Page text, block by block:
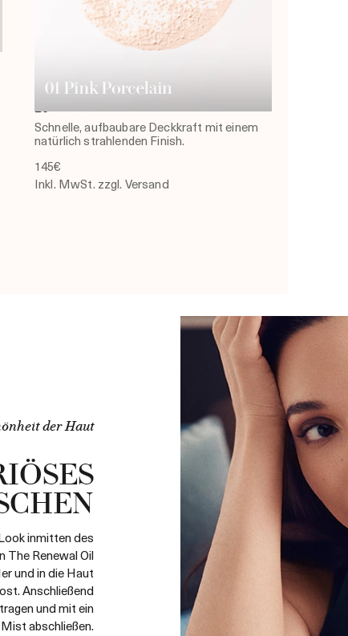
FOUNDATION BROAD SPECTRUM SPF
20
Schnelle, aufbaubare Deckkraft mit einem
natürlich strahlenden Finish.
145€
Inkl. MwSt. zzgl. Versand
der Haut
inmitten des
The Renewal Oil
und in die Haut
Anschließend
und mit ein
abschließen.